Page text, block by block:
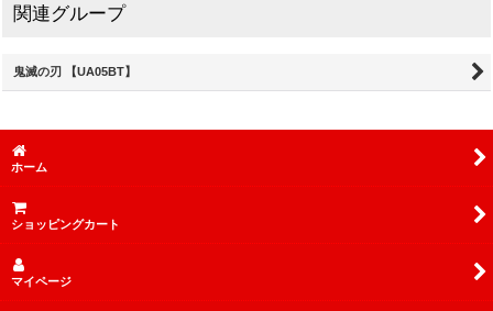
関連グループ
鬼滅の刃 【UA05BT】
ホーム
ショッピングカート
マイページ